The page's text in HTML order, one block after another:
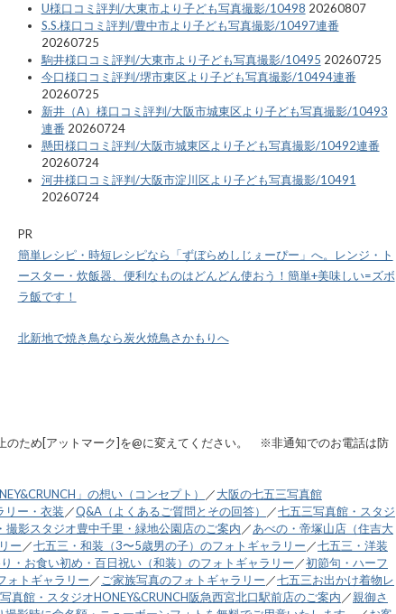
U様口コミ評判/大東市より子ども写真撮影/10498 20260807
S.S.様口コミ評判/豊中市より子ども写真撮影/10497連番
20260725
駒井様口コミ評判/大東市より子ども写真撮影/10495 20260725
今口様口コミ評判/堺市東区より子ども写真撮影/10494連番
20260725
新井（A）様口コミ評判/大阪市城東区より子ども写真撮影/10493
連番 20260724
懸田様口コミ評判/大阪市城東区より子ども写真撮影/10492連番
20260724
河井様口コミ評判/大阪市淀川区より子ども写真撮影/10491
20260724
PR
簡単レシピ・時短レシピなら「ずぼらめしじぇーぴー」へ。レンジ・ト
ースター・炊飯器、便利なものはどんどん使おう！簡単+美味しい=ズボ
ラ飯です！
北新地で焼き鳥なら炭火焼鳥さかもりへ
ため[アットマーク]を@に変えてください。 ※非通知でのお電話は防
」の想い（コンセプト） ／大阪の七五三写真館
リー・衣装 ／Q&A（よくあるご質問とその回答） ／七五三写真館・スタジ
撮影スタジオ豊中千里・緑地公園店のご案内 ／あべの・帝塚山店（住吉大
ー ／七五三・和装（3〜5歳男の子）のフォトギャラリー ／七五三・洋装
・お食い初め・百日祝い（和装）のフォトギャラリー ／初節句・ハーフ
ォトギャラリー ／ ご家族写真のフォトギャラリー ／七五三お出かけ着物レ
真館・スタジオHONEY&CRUNCH阪急西宮北口駅前店のご案内 ／親御さ